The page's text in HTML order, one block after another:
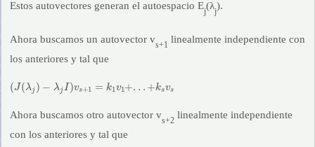
Estos autovectores generan el autoespacio Ej(λj).
Ahora buscamos un autovector vs+1 linealmente independiente con
los anteriores y tal que
(J (λj ) − λjI)vs+1 = k1v1+. . . +ksvs
( (λj) −λ v +1 . s
Ahora buscamos otro autovector vs+2 linealmente independiente
con los anteriores y tal que